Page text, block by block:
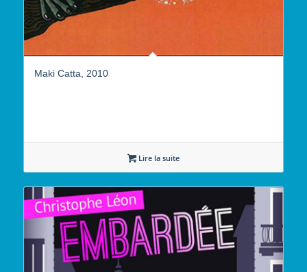
Maki Catta, 2010
Lire la suite